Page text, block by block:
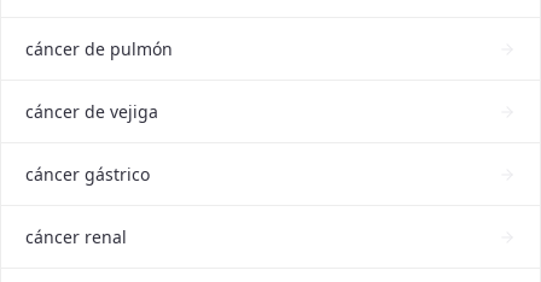
cáncer de pulmón
cáncer de vejiga
cáncer gástrico
cáncer renal